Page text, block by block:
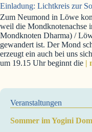
Einladung: Lichtkreis zur
Zum Neumond in Löwe
weil die Mondknotenachse
Mondknoten Dharma) /
gewandert ist. Der Mond
erzeugt ein auch bei uns
um 19.15 Uhr beginnt die |
Veranstaltungen
Sommer im Yogini